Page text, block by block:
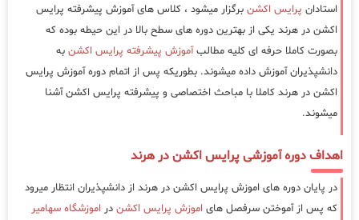
استادان پرایس اکشن برگزار میشود ، کلاس های آموزش پیشرفته پرایس
اکشن در هرند یکی از بهترین دوره های سطح بالا در این حیطه بوده که
بصورت کاملا حرفه ای کلیه مطالبآموزش پیشرفته پرایس اکشن به
دانشپذیران آموزش داده میشوند. بطوریکه پس از اتمام دوره آموزش پرایس
اکشن در هرند کاملا با مباحث اختصاصی و پیشرفته پرایس اکشن آشنا
میشوند.
اهداف دوره آموزشی پرایس اکشن در هرند
در پایان دوره های اموزش پرایس اکشن در هرند از دانشپذیران انتظار میرود
که پس از آموختن سرفصل های اموزش پرایس اکشن در اموزشگاه سهامیر